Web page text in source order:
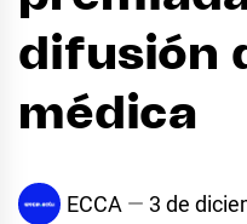
difusión
médica
ECCA 3 de